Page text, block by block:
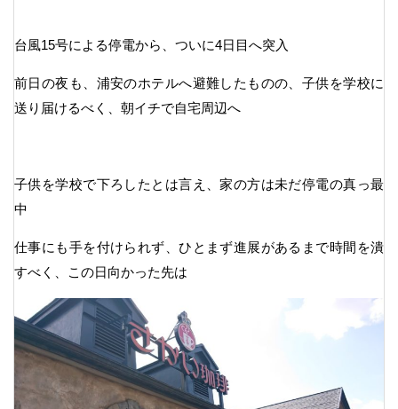
台風15号による停電から、ついに4日目へ突入
前日の夜も、浦安のホテルへ避難したものの、子供を学校に
送り届けるべく、朝イチで自宅周辺へ
子供を学校で下ろしたとは言え、家の方は未だ停電の真っ最
中
仕事にも手を付けられず、ひとまず進展があるまで時間を潰
すべく、この日向かった先は